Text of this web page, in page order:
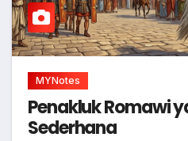
MYNotes
Penakluk Romawi
Sederhana